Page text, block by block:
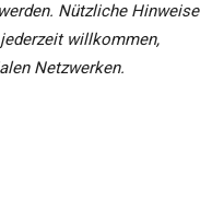
Nützliche Hinweise
willkommen,
Netzwerken.